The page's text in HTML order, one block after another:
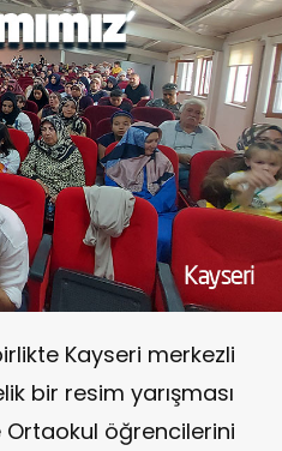
Kayseri merkezli
bir resim yarışması
Ortaokul öğrencilerini